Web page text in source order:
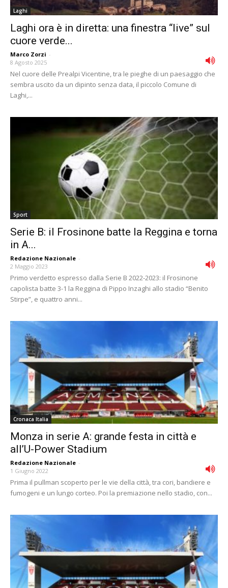
Laghi
Laghi ora è in diretta: una finestra “live” sul
cuore verde...
Marco Zorzi -
8 Agosto 2025
Nel cuore delle Prealpi Vicentine, tra le pieghe di un paesaggio che
sembra uscito da un dipinto senza data, il piccolo Comune di
Laghi,...
Sport
Serie B: il Frosinone batte la Reggina e torna
in A...
Redazione Nazionale -
2 Maggio 2023
Primo verdetto espresso dalla Serie B 2022-2023: il Frosinone
capolista batte 3-1 la Reggina di Pippo Inzaghi allo stadio “Benito
Stirpe”, e quattro anni...
Cronaca Italia
Monza in serie A: grande festa in città e
all’U-Power Stadium
Redazione Nazionale -
1 Giugno 2022
Prima il pullman scoperto per le vie della città, tra cori, bandiere e
fumogeni e un lungo corteo. Poi la premiazione nello stadio, con...